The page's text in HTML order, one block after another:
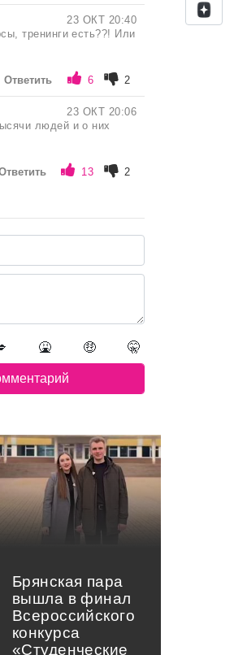
23 ОКТ 20:40
тренинги есть??! Или
Ответить 6 2
23 ОКТ 20:06
людей и о них
13 2
🤮 🤑 🤫
Брянская пара
вышла в финал
Всероссийского
конкурса
«Студенческие